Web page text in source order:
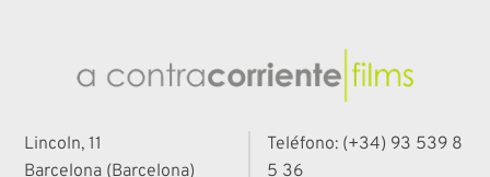
Lincoln, 11
Barcelona (Barcelona)
Teléfono: (+34) 93 539 8
5 36